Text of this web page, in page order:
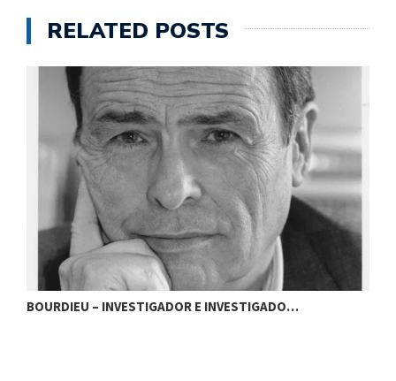
RELATED POSTS
– INVESTIGADOR E INVESTIGADO…